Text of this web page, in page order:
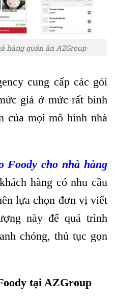
hàng quán ăn AZGroup
cung cấp các gói
giá ở mức rất bình
của mọi mô hình nhà
Foody cho nhà hàng
hàng có nhu cầu
lựa chọn đơn vị viết
này để quá trình
chóng, thủ tục gọn
tại AZGroup